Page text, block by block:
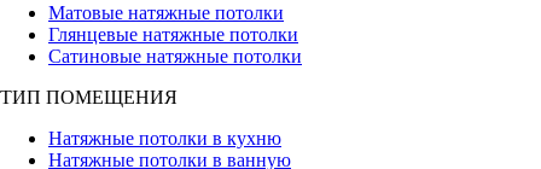
Матовые натяжные потолки
Глянцевые натяжные потолки
Сатиновые натяжные потолки
ТИП ПОМЕЩЕНИЯ
Натяжные потолки в кухню
Натяжные потолки в ванную